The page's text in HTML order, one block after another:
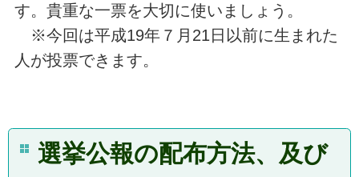
す。貴重な一票を大切に使いましょう。
※今回は平成19年７月21日以前に生まれた
人が投票できます。
選挙公報の配布方法、 及び